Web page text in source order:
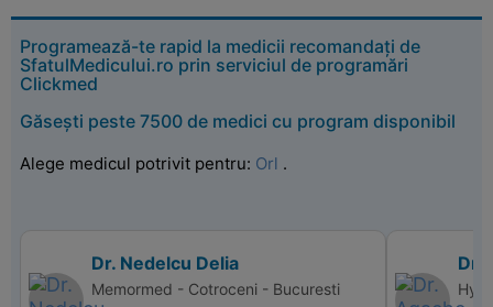
Programează-te rapid la medicii recomandați de
SfatulMedicului.ro prin serviciul de programări
Clickmed
Găsești peste 7500 de medici cu program disponibil
Alege medicul potrivit pentru: Orl .
Dr. Nedelcu Delia
Memormed - Cotroceni - Bucuresti
Dr.